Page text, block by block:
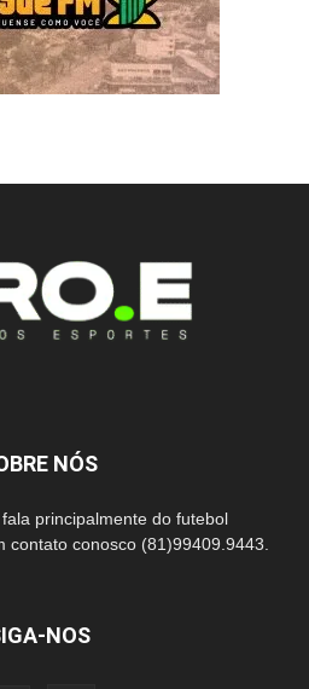
NÓS
principalmente do futebol
contato conosco (81)99409.9443.
NOS